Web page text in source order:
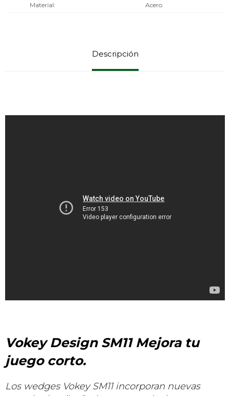
Material Acero
Descripción
Vokey Design SM11 Mejora tu
juego corto.
Los wedges Vokey SM11 incorporan nuevas